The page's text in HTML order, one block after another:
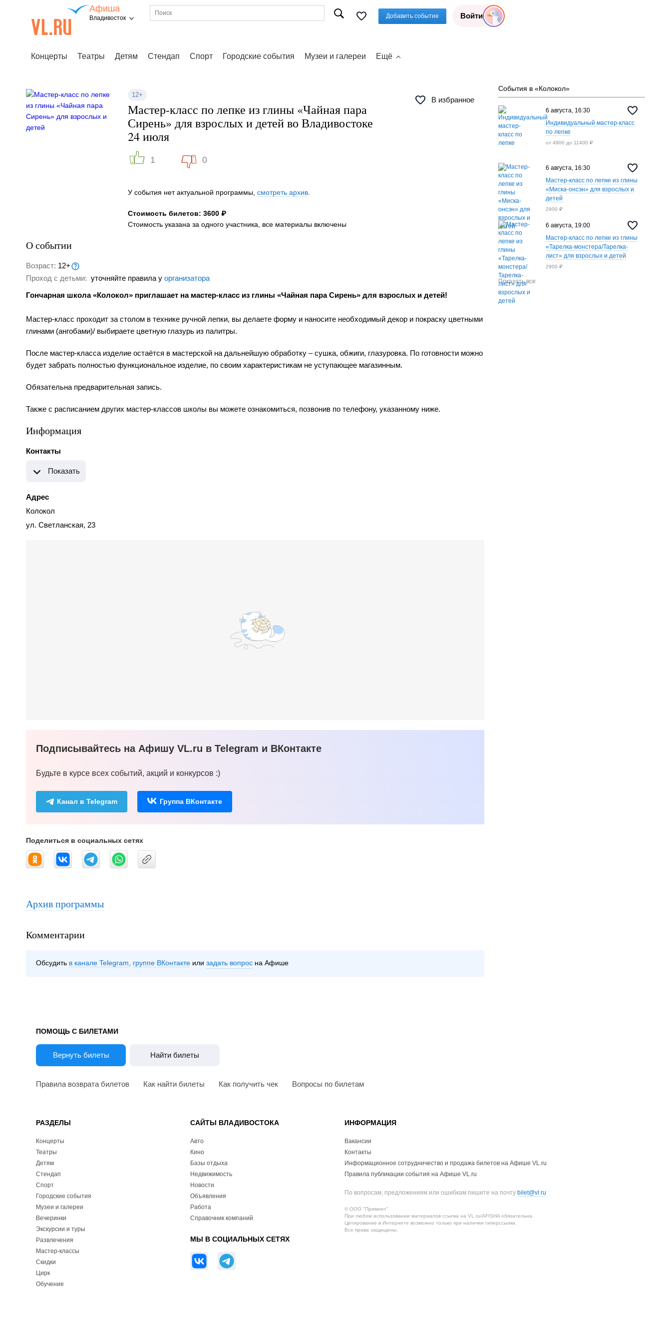
Афиша
Владивосток Добавить событие Войти
Концерты Театры Детям Стендап Спорт Городские события Музеи и галереи Ещё
12+
В избранное
Мастер-класс по лепке из глины «Чайная пара
Сирень» для взрослых и детей во Владивостоке
24 июля
1 0
У события нет актуальной программы, смотреть архив
Стоимость билетов: 3600 ₽
Стоимость указана за одного участника, все материалы включены
О событии
Возраст: 12+
Проход с детьми: уточняйте правила у организатора
Гончарная школа «Колокол» приглашает на мастер-класс из глины «Чайная пара Сирень» для взрослых и детей!
Мастер-класс проходит за столом в технике ручной лепки, вы делаете форму и наносите необходимый декор и покраску цветными
глинами (ангобами)/ выбираете цветную глазурь из палитры.
После мастер-класса изделие остаётся в мастерской на дальнейшую обработку – сушка, обжиги, глазуровка. По готовности можно
будет забрать полностью функциональное изделие, по своим характеристикам не уступающее магазинным.
Обязательна предварительная запись.
Также с расписанием других мастер-классов школы вы можете ознакомиться, позвонив по телефону, указанному ниже.
Информация
Контакты
Показать
Адрес
Колокол
ул. Светланская, 23
Подписывайтесь на Афишу VL.ru в Telegram и ВКонтакте
Будьте в курсе всех событий, акций и конкурсов :)
Канал в Telegram Группа ВКонтакте
Поделиться в социальных сетях
Архив программы
Комментарии
Обсудить в канале Telegram группе ВКонтакте задать вопрос на Афише
События в «Колокол»
6 августа, 16:30
Индивидуальный мастер-класс
по лепке
от 4900 до 11400 ₽
6 августа, 16:30
Мастер-класс по лепке из глины
«Миска-онсэн» для взрослых и
детей
2900 ₽
6 августа, 19:00
Мастер-класс по лепке из глины
«Тарелка-монстера/Тарелка-
лист» для взрослых и детей
2900 ₽
Показать все
ПОМОЩЬ С БИЛЕТАМИ
Вернуть билеты Найти билеты
Правила возврата билетов Как найти билеты Как получить чек Вопросы по билетам
РАЗДЕЛЫ
Концерты
Театры
Детям
Стендап
Спорт
Городские события
Музеи и галереи
Вечеринки
Экскурсии и туры
Развлечения
Мастер-классы
Скидки
Цирк
Обучение
САЙТЫ ВЛАДИВОСТОКА
Авто
Кино
Базы отдыха
Недвижимость
Новости
Объявления
Работа
Справочник компаний
МЫ В СОЦИАЛЬНЫХ СЕТЯХ
ИНФОРМАЦИЯ
Вакансии
Контакты
Информационное сотрудничество и продажа билетов на Афише VL.ru
Правила публикации события на Афише VL.ru
По вопросам, предложениям или ошибкам пишите на почту bilet@vl.ru
© ООО "Примнет"
При любом использовании материалов ссылка на VL.ru/AFISHA обязательна.
Цитирование в Интернете возможно только при наличии гиперссылки.
Все права защищены.